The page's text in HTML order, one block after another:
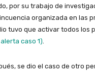
por su trabajo de
organizada en las
tuvo que activar todos los
caso 1)
se dio el caso de otro